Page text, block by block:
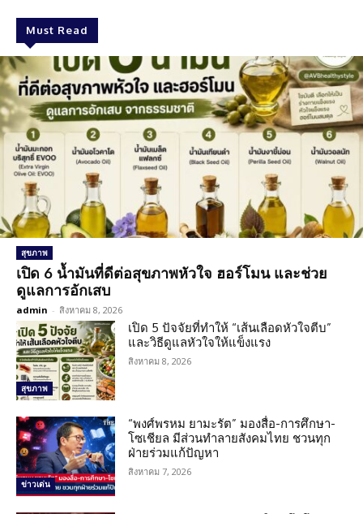
Must Read
สุขภาพ
เปิด 6 น้ำมันที่ดีต่อสุขภาพหัวใจ ฮอร์โมน และช่วย
ดูแลการอักเสบ
admin - สิงหาคม 8, 2026
สุขภาพ
เปิด 5 ปัจจัยที่ทำให้ “เส้นเลือดหัวใจตีบ”
และวิธีดูแลหัวใจให้แข็งแรง
สิงหาคม 8, 2026
ข่าวเด่น
“พงศ์พรหม ยามะรัต” มองสื่อ-การศึกษา-
โซเชียล มีส่วนทำลายสังคมไทย ชวนทุก
ฝ่ายร่วมแก้ปัญหา
สิงหาคม 7, 2026